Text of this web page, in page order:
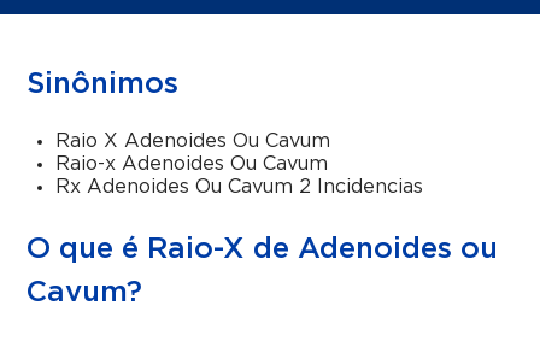
Sinônimos
Raio X Adenoides Ou Cavum
Raio-x Adenoides Ou Cavum
Rx Adenoides Ou Cavum 2 Incidencias
O que é Raio-X de Adenoides ou
Cavum?